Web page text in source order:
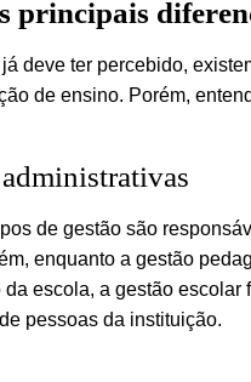
principais
deve ter percebido,
de ensino. Porém,
de gestão são
enquanto a gestão
da escola, a gestão
pessoas da instituição.